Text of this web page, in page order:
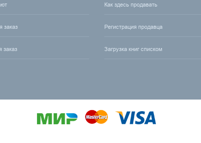
заказ
заказ
Как здесь продавать
Регистрация продавца
Загрузка книг списком